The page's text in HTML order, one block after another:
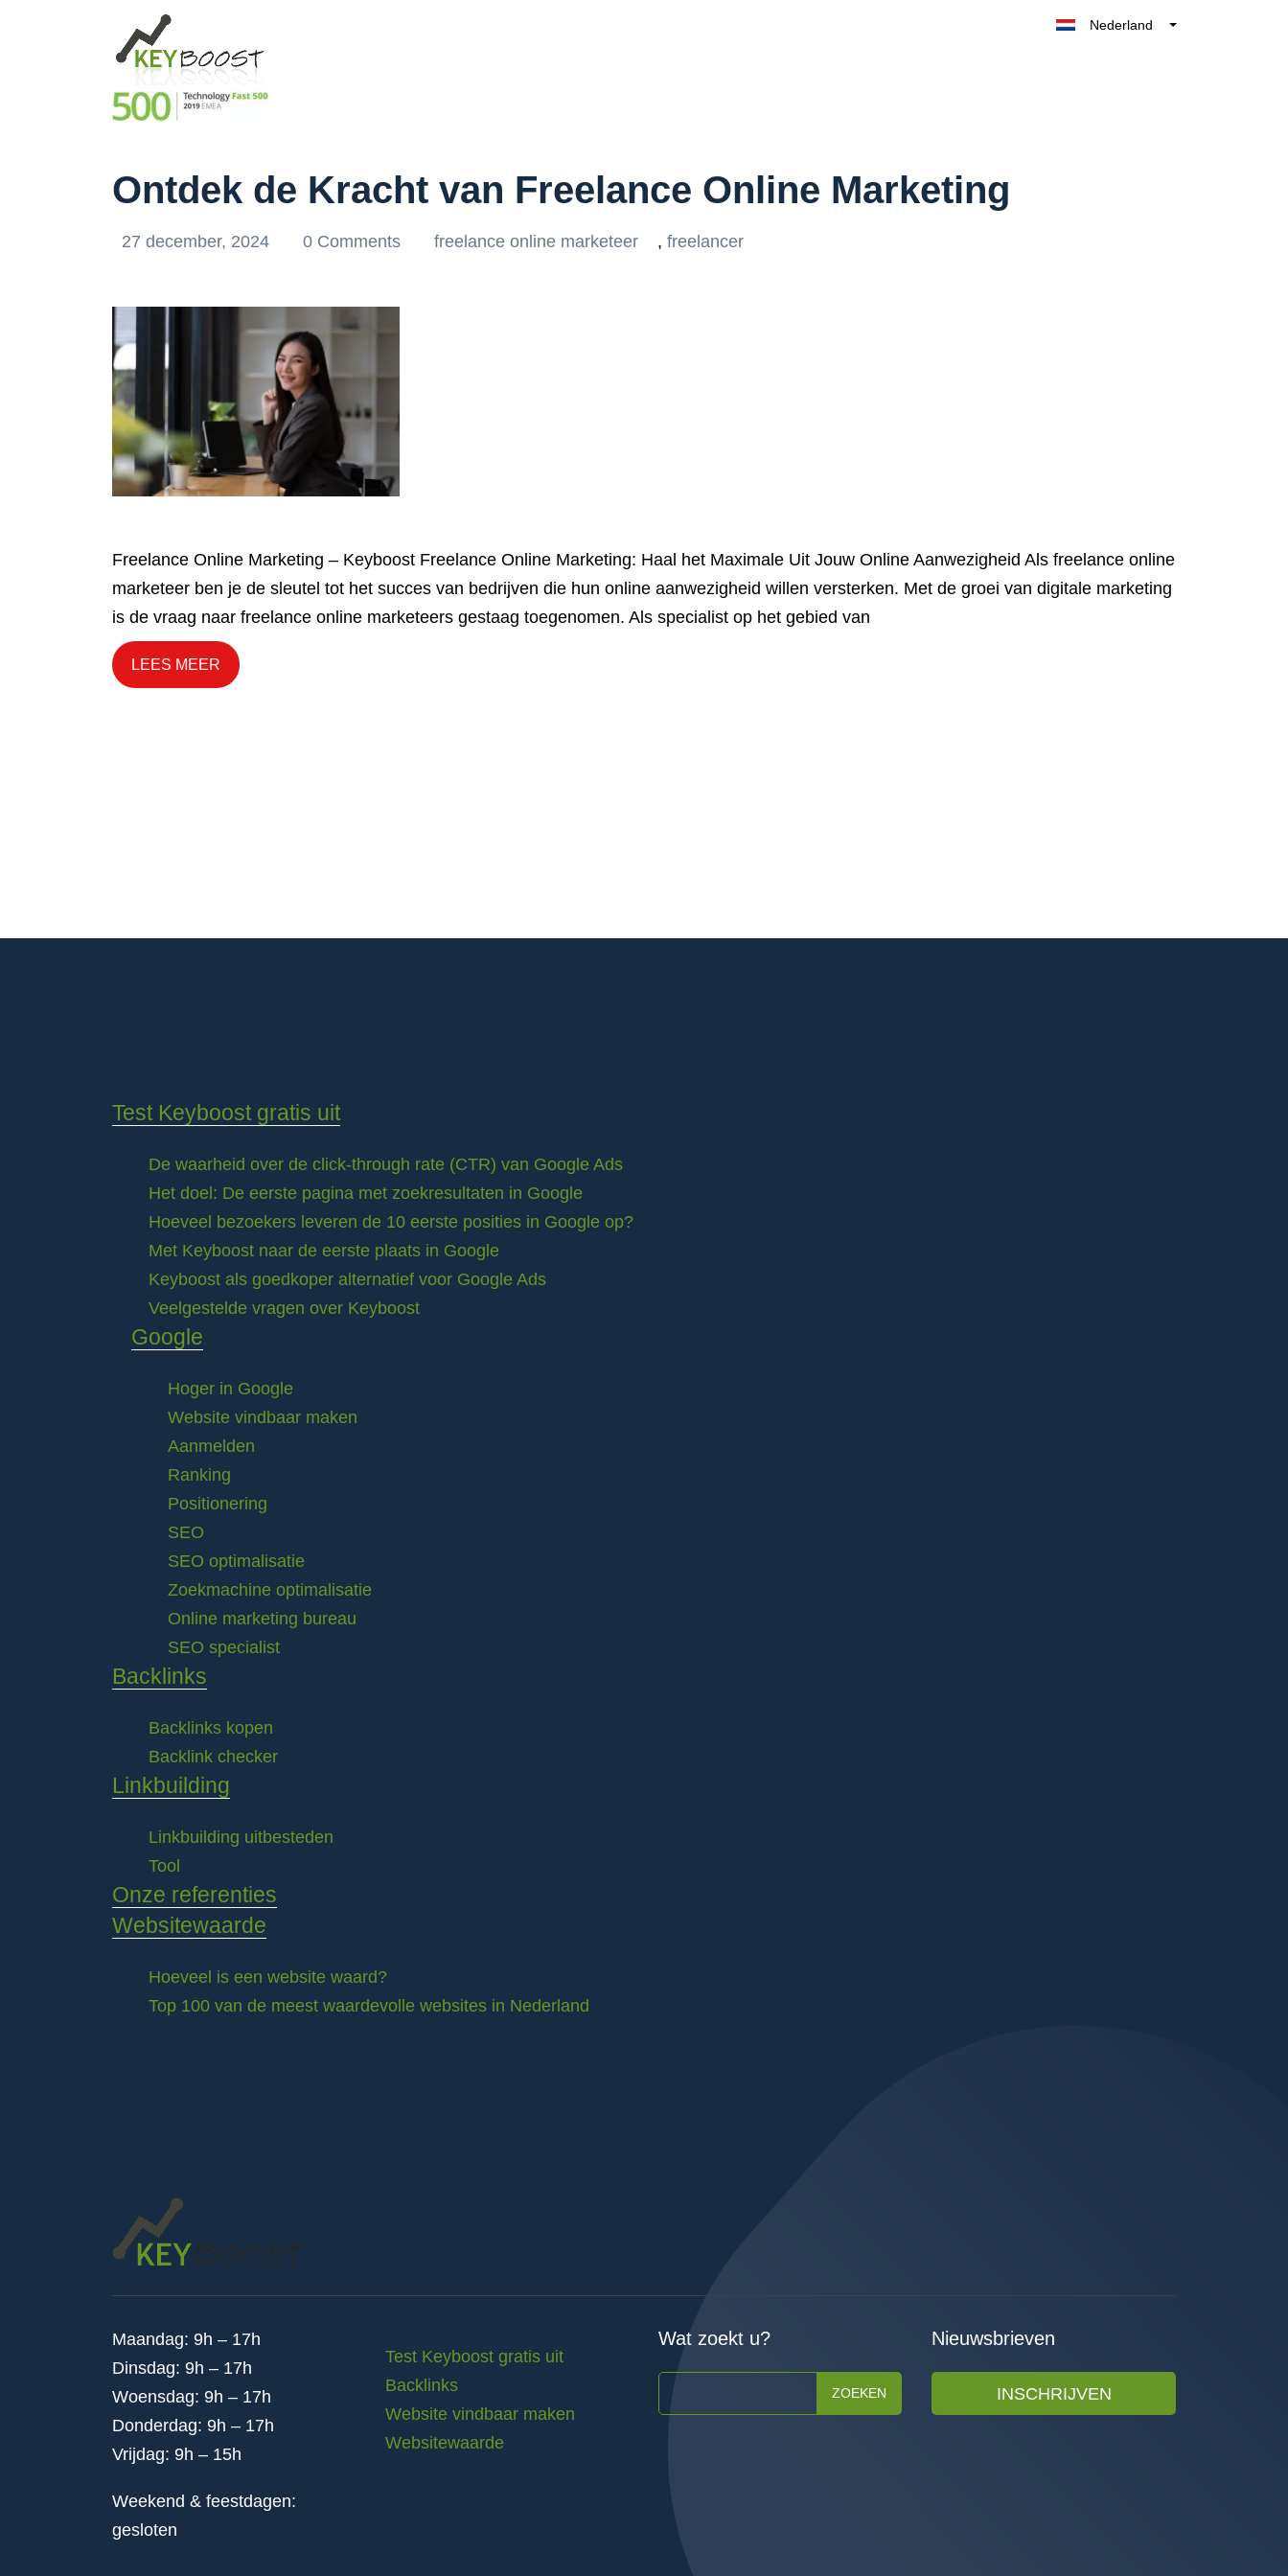
Nederland
Ontdek de Kracht van Freelance Online Marketing
27 december, 2024 0 Comments freelance online marketeer , freelancer
Freelance Online Marketing – Keyboost Freelance Online Marketing: Haal het Maximale Uit Jouw Online Aanwezigheid Als freelance online
marketeer ben je de sleutel tot het succes van bedrijven die hun online aanwezigheid willen versterken. Met de groei van digitale marketing
is de vraag naar freelance online marketeers gestaag toegenomen. Als specialist op het gebied van
LEES MEER
Test Keyboost gratis uit
De waarheid over de click-through rate (CTR) van Google Ads
Het doel: De eerste pagina met zoekresultaten in Google
Hoeveel bezoekers leveren de 10 eerste posities in Google op?
Met Keyboost naar de eerste plaats in Google
Keyboost als goedkoper alternatief voor Google Ads
Veelgestelde vragen over Keyboost
Google
Hoger in Google
Website vindbaar maken
Aanmelden
Ranking
Positionering
SEO
SEO optimalisatie
Zoekmachine optimalisatie
Online marketing bureau
SEO specialist
Backlinks
Backlinks kopen
Backlink checker
Linkbuilding
Linkbuilding uitbesteden
Tool
Onze referenties
Websitewaarde
Hoeveel is een website waard?
Top 100 van de meest waardevolle websites in Nederland
Maandag: 9h – 17h
Dinsdag: 9h – 17h
Woensdag: 9h – 17h
Donderdag: 9h – 17h
Vrijdag: 9h – 15h
Weekend & feestdagen:
gesloten
Test Keyboost gratis uit
Backlinks
Website vindbaar maken
Websitewaarde
Wat zoekt u?
ZOEKEN
Nieuwsbrieven
INSCHRIJVEN